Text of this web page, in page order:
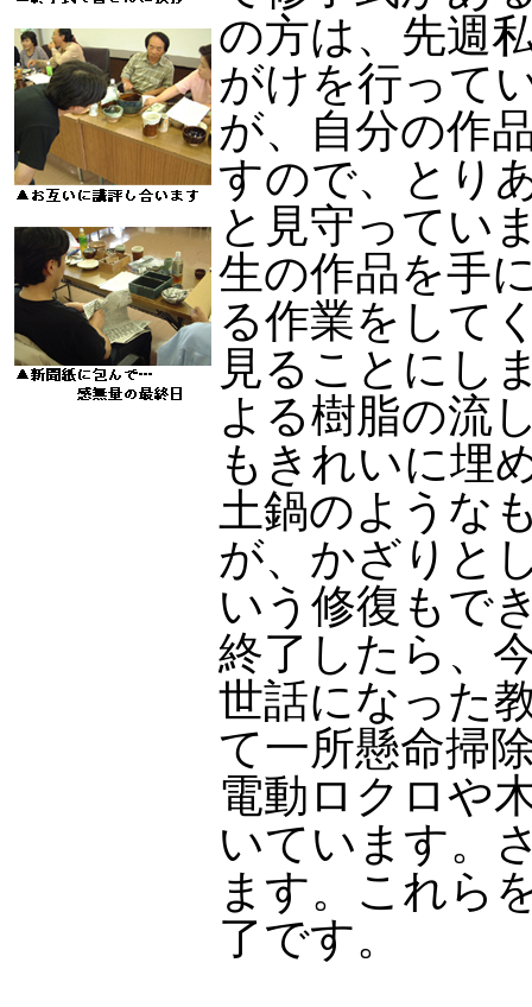
の方は、先週
がけを行って
が、自分の作
すので、とり
と見守ってい
生の作品を手
る作業をして
見ることにし
よる樹脂の流
もきれいに埋
土鍋のような
が、かざりと
いう修復もで
終了したら、
世話になった
て一所懸命掃
電動ロクロや
いています。
ます。これら
了です。